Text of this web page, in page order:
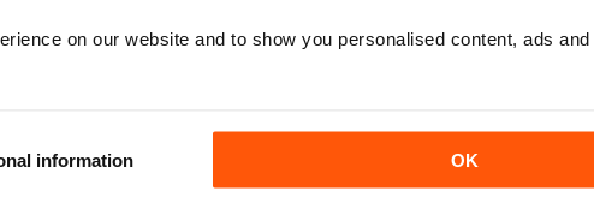
on our website and to show you personalised content, ads and
information OK